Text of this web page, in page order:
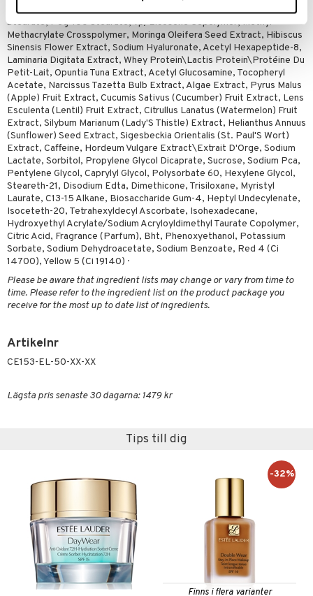
Butylene Glycol, Myristyl Myristate, Acrylates Copolymer, Glyceryl
Stearate, Peg-100 Stearate, Vp/Eicosene Copolymer, Methyl
Methacrylate Crosspolymer, Moringa Oleifera Seed Extract, Hibiscus
Sinensis Flower Extract, Sodium Hyaluronate, Acetyl Hexapeptide-8,
Laminaria Digitata Extract, Whey Protein\Lactis Protein\Protéine Du
Petit-Lait, Opuntia Tuna Extract, Acetyl Glucosamine, Tocopheryl
Acetate, Narcissus Tazetta Bulb Extract, Algae Extract, Pyrus Malus
(Apple) Fruit Extract, Cucumis Sativus (Cucumber) Fruit Extract, Lens
Esculenta (Lentil) Fruit Extract, Citrullus Lanatus (Watermelon) Fruit
Extract, Silybum Marianum (Lady'S Thistle) Extract, Helianthus Annuus
(Sunflower) Seed Extract, Sigesbeckia Orientalis (St. Paul'S Wort)
Extract, Caffeine, Hordeum Vulgare Extract\Extrait D'Orge, Sodium
Lactate, Sorbitol, Propylene Glycol Dicaprate, Sucrose, Sodium Pca,
Pentylene Glycol, Caprylyl Glycol, Polysorbate 60, Hexylene Glycol,
Steareth-21, Disodium Edta, Dimethicone, Trisiloxane, Myristyl
Laurate, C13-15 Alkane, Biosaccharide Gum-4, Heptyl Undecylenate,
Isoceteth-20, Tetrahexyldecyl Ascorbate, Isohexadecane,
Hydroxyethyl Acrylate/Sodium Acryloyldimethyl Taurate Copolymer,
Citric Acid, Fragrance (Parfum), Bht, Phenoxyethanol, Potassium
Sorbate, Sodium Dehydroacetate, Sodium Benzoate, Red 4 (Ci
14700), Yellow 5 (Ci 19140) ·
Please be aware that ingredient lists may change or vary from time to
time. Please refer to the ingredient list on the product package you
receive for the most up to date list of ingredients.
Artikelnr
CE153-EL-50-XX-XX
Lägsta pris senaste 30 dagarna: 1479 kr
Tips till dig
Finns i flera varianter
-32%